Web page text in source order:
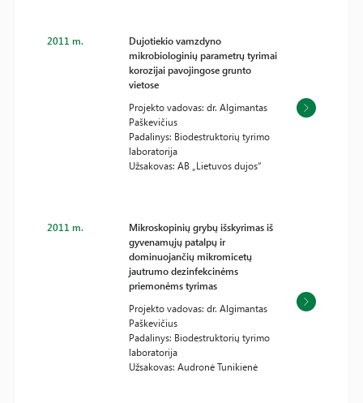
2011 m.
Dujotiekio vamzdyno
mikrobiologinių parametrų tyrimai
korozijai pavojingose grunto
vietose
Projekto vadovas: dr. Algimantas
Paškevičius
Padalinys: Biodestruktorių tyrimo
laboratorija
Užsakovas: AB „Lietuvos dujos“
2011 m.
Mikroskopinių grybų išskyrimas iš
gyvenamųjų patalpų ir
dominuojančių mikromicetų
jautrumo dezinfekcinėms
priemonėms tyrimas
Projekto vadovas: dr. Algimantas
Paškevičius
Padalinys: Biodestruktorių tyrimo
laboratorija
Užsakovas: Audronė Tunikienė